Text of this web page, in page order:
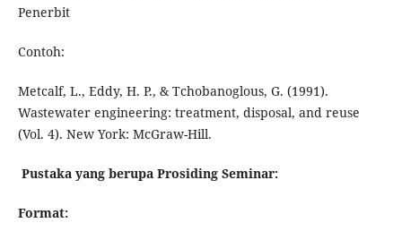
Penerbit
Contoh:
Metcalf, L., Eddy, H. P., & Tchobanoglous, G. (1991).
Wastewater engineering: treatment, disposal, and reuse
(Vol. 4). New York: McGraw-Hill.
Pustaka yang berupa Prosiding Seminar:
Format: